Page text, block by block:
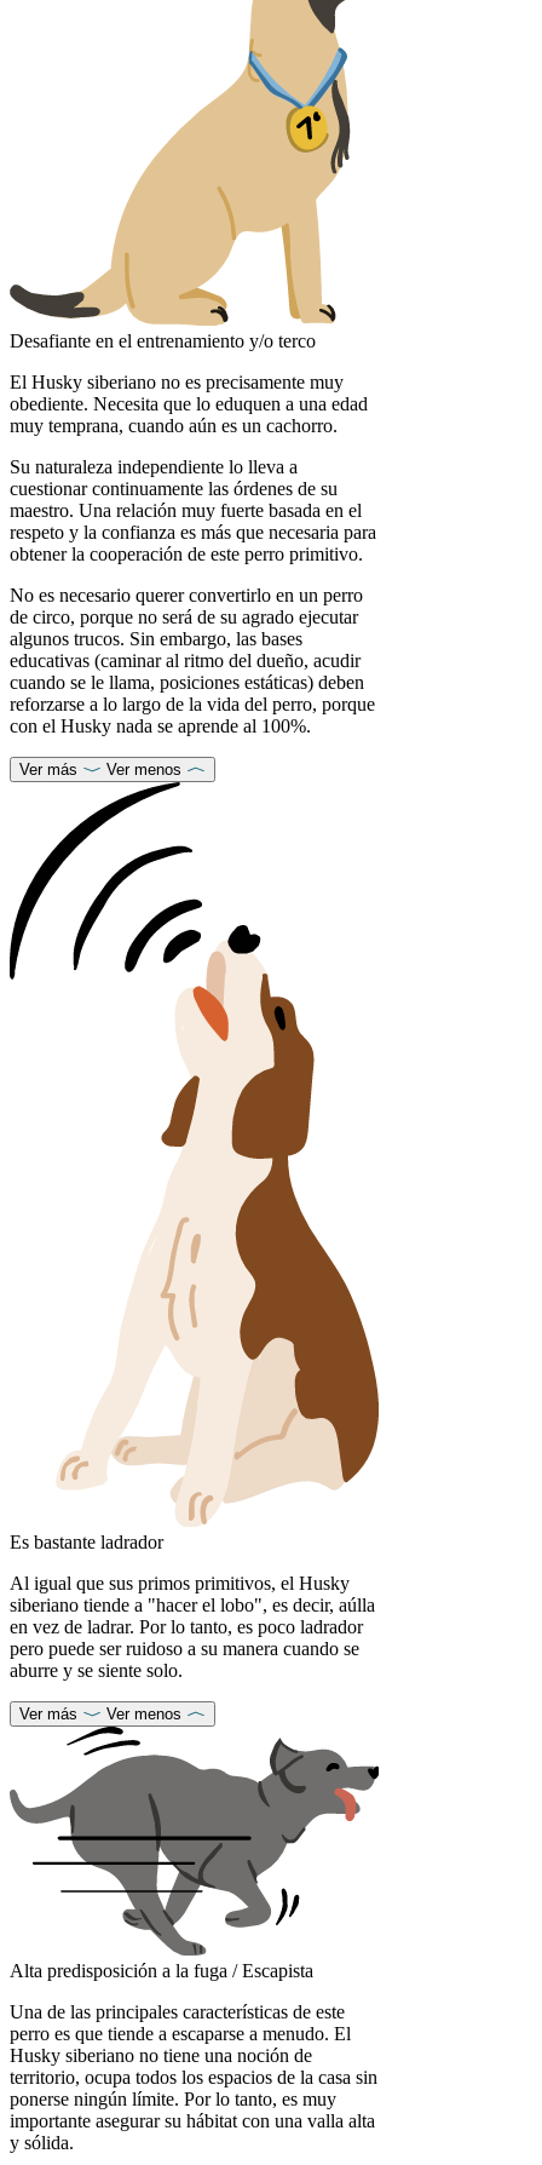
Desafiante en el entrenamiento y/o terco
El Husky siberiano no es precisamente muy
obediente. Necesita que lo eduquen a una edad
muy temprana, cuando aún es un cachorro.
Su naturaleza independiente lo lleva a
cuestionar continuamente las órdenes de su
maestro. Una relación muy fuerte basada en el
respeto y la confianza es más que necesaria para
obtener la cooperación de este perro primitivo.
No es necesario querer convertirlo en un perro
de circo, porque no será de su agrado ejecutar
algunos trucos. Sin embargo, las bases
educativas (caminar al ritmo del dueño, acudir
cuando se le llama, posiciones estáticas) deben
reforzarse a lo largo de la vida del perro, porque
con el Husky nada se aprende al 100%.
Ver más Ver menos
Es bastante ladrador
Al igual que sus primos primitivos, el Husky
siberiano tiende a "hacer el lobo", es decir, aúlla
en vez de ladrar. Por lo tanto, es poco ladrador
pero puede ser ruidoso a su manera cuando se
aburre y se siente solo.
Ver más Ver menos
Alta predisposición a la fuga / Escapista
Una de las principales características de este
perro es que tiende a escaparse a menudo. El
Husky siberiano no tiene una noción de
territorio, ocupa todos los espacios de la casa sin
ponerse ningún límite. Por lo tanto, es muy
importante asegurar su hábitat con una valla alta
y sólida.